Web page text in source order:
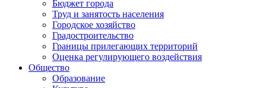
Бюджет города
Труд и занятость населения
Городское хозяйство
Градостроительство
Границы прилегающих территорий
Оценка регулирующего воздействия
Общество
Образование